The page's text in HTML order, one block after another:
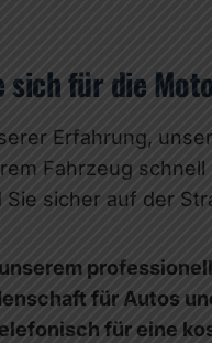
sich für die
Erfahrung,
Fahrzeug
Sie sicher auf der
für Autos
für eine